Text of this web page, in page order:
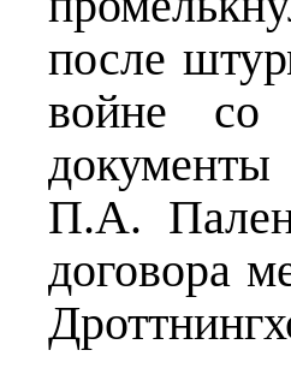
после
войне со
документы
П.А.
договора